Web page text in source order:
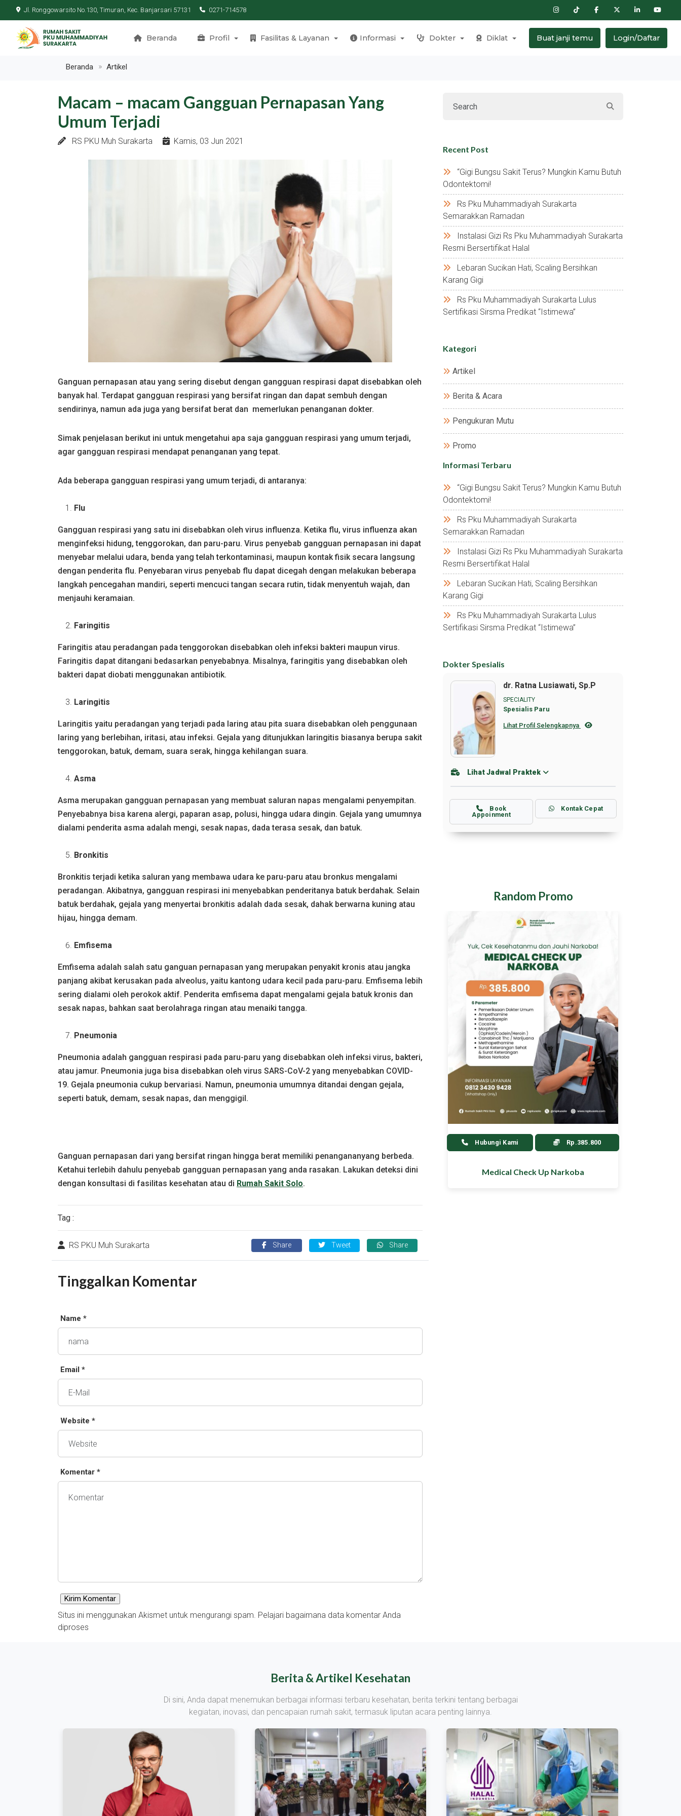
Jl. Ronggowarsito No.130, Timuran, Kec. Banjarsari 57131 0271-714578
Beranda Profil Fasilitas & Layanan Informasi Dokter Diklat Buat janji temu Login/Daftar
Beranda Artikel
Macam – macam Gangguan Pernapasan Yang
Umum Terjadi
RS PKU Muh Surakarta Kamis, 03 Jun 2021
Ganguan pernapasan atau yang sering disebut dengan gangguan respirasi dapat disebabkan oleh
banyak hal. Terdapat gangguan respirasi yang bersifat ringan dan dapat sembuh dengan
sendirinya, namun ada juga yang bersifat berat dan memerlukan penanganan dokter.
Simak penjelasan berikut ini untuk mengetahui apa saja gangguan respirasi yang umum terjadi,
agar gangguan respirasi mendapat penanganan yang tepat.
Ada beberapa gangguan respirasi yang umum terjadi, di antaranya:
Flu
Gangguan respirasi yang satu ini disebabkan oleh virus influenza. Ketika flu, virus influenza akan
menginfeksi hidung, tenggorokan, dan paru-paru. Virus penyebab gangguan pernapasan ini dapat
menyebar melalui udara, benda yang telah terkontaminasi, maupun kontak fisik secara langsung
dengan penderita flu. Penyebaran virus penyebab flu dapat dicegah dengan melakukan beberapa
langkah pencegahan mandiri, seperti mencuci tangan secara rutin, tidak menyentuh wajah, dan
menjauhi keramaian.
Faringitis
Faringitis atau peradangan pada tenggorokan disebabkan oleh infeksi bakteri maupun virus.
Faringitis dapat ditangani bedasarkan penyebabnya. Misalnya, faringitis yang disebabkan oleh
bakteri dapat diobati menggunakan antibiotik.
Laringitis
Laringitis yaitu peradangan yang terjadi pada laring atau pita suara disebabkan oleh penggunaan
laring yang berlebihan, iritasi, atau infeksi. Gejala yang ditunjukkan laringitis biasanya berupa sakit
tenggorokan, batuk, demam, suara serak, hingga kehilangan suara.
Asma
Asma merupakan gangguan pernapasan yang membuat saluran napas mengalami penyempitan.
Penyebabnya bisa karena alergi, paparan asap, polusi, hingga udara dingin. Gejala yang umumnya
dialami penderita asma adalah mengi, sesak napas, dada terasa sesak, dan batuk.
Bronkitis
Bronkitis terjadi ketika saluran yang membawa udara ke paru-paru atau bronkus mengalami
peradangan. Akibatnya, gangguan respirasi ini menyebabkan penderitanya batuk berdahak. Selain
batuk berdahak, gejala yang menyertai bronkitis adalah dada sesak, dahak berwarna kuning atau
hijau, hingga demam.
Emfisema
Emfisema adalah salah satu ganguan pernapasan yang merupakan penyakit kronis atau jangka
panjang akibat kerusakan pada alveolus, yaitu kantong udara kecil pada paru-paru. Emfisema lebih
sering dialami oleh perokok aktif. Penderita emfisema dapat mengalami gejala batuk kronis dan
sesak napas, bahkan saat berolahraga ringan atau menaiki tangga.
Pneumonia
Pneumonia adalah gangguan respirasi pada paru-paru yang disebabkan oleh infeksi virus, bakteri,
atau jamur. Pneumonia juga bisa disebabkan oleh virus SARS-CoV-2 yang menyebabkan COVID-
19. Gejala pneumonia cukup bervariasi. Namun, pneumonia umumnya ditandai dengan gejala,
seperti batuk, demam, sesak napas, dan menggigil.
Ganguan pernapasan dari yang bersifat ringan hingga berat memiliki penangananyang berbeda.
Ketahui terlebih dahulu penyebab gangguan pernapasan yang anda rasakan. Lakukan deteksi dini
dengan konsultasi di fasilitas kesehatan atau di Rumah Sakit Solo.
Tag :
RS PKU Muh Surakarta Share Tweet Share
Tinggalkan Komentar
Name *
Email *
Website *
Komentar *
Situs ini menggunakan Akismet untuk mengurangi spam. Pelajari bagaimana data komentar Anda
diproses
Recent Post
“gigi Bungsu Sakit Terus? Mungkin Kamu Butuh
Odontektomi!
Rs Pku Muhammadiyah Surakarta
Semarakkan Ramadan
Instalasi Gizi Rs Pku Muhammadiyah Surakarta
Resmi Bersertifikat Halal
Lebaran Sucikan Hati, Scaling Bersihkan
Karang Gigi
Rs Pku Muhammadiyah Surakarta Lulus
Sertifikasi Sirsma Predikat “istimewa”
Kategori
Artikel
Berita & Acara
Pengukuran Mutu
Promo
Informasi Terbaru
“gigi Bungsu Sakit Terus? Mungkin Kamu Butuh
Odontektomi!
Rs Pku Muhammadiyah Surakarta
Semarakkan Ramadan
Instalasi Gizi Rs Pku Muhammadiyah Surakarta
Resmi Bersertifikat Halal
Lebaran Sucikan Hati, Scaling Bersihkan
Karang Gigi
Rs Pku Muhammadiyah Surakarta Lulus
Sertifikasi Sirsma Predikat “istimewa”
Dokter Spesialis
dr. Ratna Lusiawati, Sp.P
SPECIALITY
Spesialis Paru
Lihat Profil Selengkapnya
Lihat Jadwal Praktek
Book
Appoinment
Kontak Cepat
Random Promo
Hubungi Kami Rp.385.800
Medical Check Up Narkoba
Berita & Artikel Kesehatan
Di sini, Anda dapat menemukan berbagai informasi terbaru kesehatan, berita terkini tentang berbagai
kegiatan, inovasi, dan pencapaian rumah sakit, termasuk liputan acara penting lainnya.